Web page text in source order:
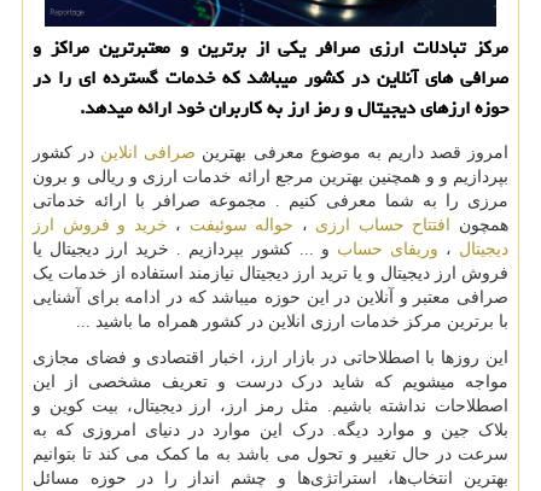
مركز تبادلات ارزی صرافر یكی از برترین و معتبرترین مراكز و
صرافی های آنلاین در كشور میباشد كه خدمات گسترده ای را در
حوزه ارزهای دیجیتال و رمز ارز به كاربران خود ارائه میدهد.
امروز قصد داریم به موضوع معرفی بهترین صرافی انلاین در کشور
بپردازیم و و همچنین بهترین مرجع ارائه خدمات ارزی و ریالی و برون
مرزی را به شما معرفی کنیم . مجموعه صرافر با ارائه خدماتی
همچون
افتتاح حساب ارزی ، حواله سوئیفت ، خرید و فروش ارز
دیجیتال ، وریفای حساب و ... کشور بپردازیم . خرید ارز دیجیتال یا
فروش ارز دیجیتال و یا ترید ارز دیجیتال نیازمند استفاده از خدمات یک
صرافی معتبر و آنلاین در این حوزه میباشد که در ادامه برای آشنایی
با برترین مرکز خدمات ارزی انلاین در کشور همراه ما باشید ...
این روزها با اصطلاحاتی در بازار ارز، اخبار اقتصادی و فضای مجازی
مواجه میشویم که شاید درک درست و تعریف مشخصی از این
اصطلاحات نداشته باشیم. مثل رمز ارز، ارز دیجیتال، بیت کوین و
بلاک جین و موارد دیگه. درک این موارد در دنیای امروزی که به
سرعت در حال تغییر و تحول می باشد به ما کمک می کند تا بتوانیم
بهترین انتخاب‌ها، استراتژی‌ها و چشم انداز را در حوزه مسائل